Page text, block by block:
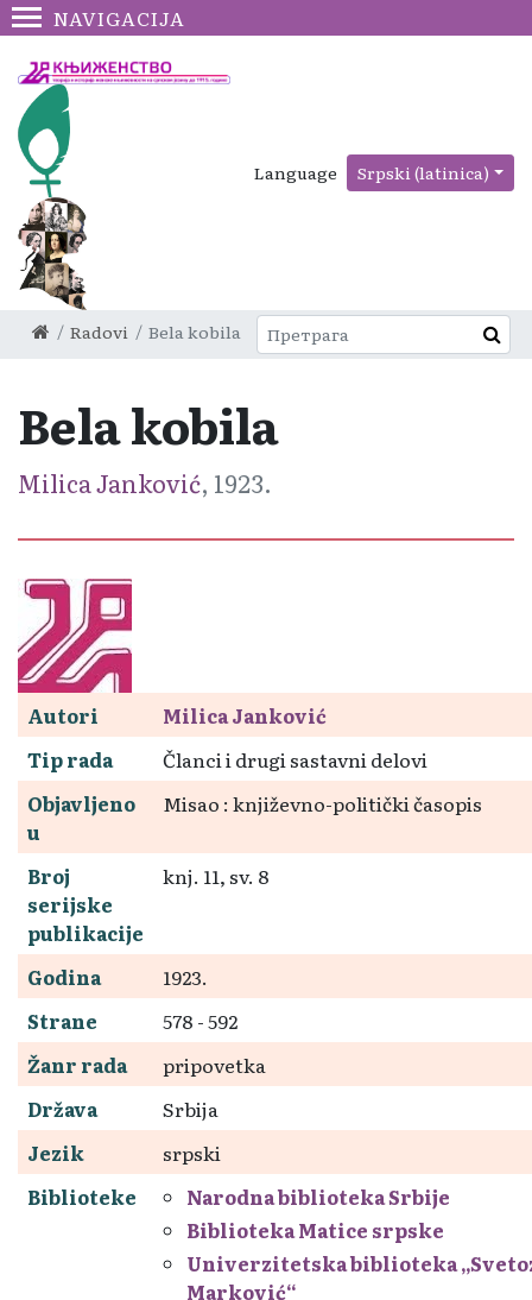
NAVIGACIJA
Language Srpski (latinica)
Radovi Bela kobila
Bela kobila
Milica Janković, 1923.
Autori
Milica Janković
Tip rada
Članci i drugi sastavni delovi
Objavljeno
u
Misao : književno-politički časopis
Broj
serijske
publikacije
knj. 11, sv. 8
Godina
1923.
Strane
578 - 592
Žanr rada
pripovetka
Država
Srbija
Jezik
srpski
Biblioteke
Narodna biblioteka Srbije
Biblioteka Matice srpske
Univerzitetska biblioteka
Marković“